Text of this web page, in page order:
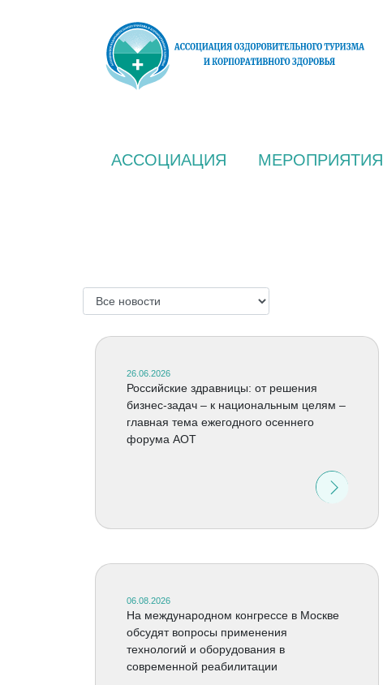
АССОЦИАЦИЯ МЕРОПРИЯТИЯ
26.06.2026
Российские здравницы: от решения
бизнес-задач – к национальным целям –
главная тема ежегодного осеннего
форума АОТ
06.08.2026
На международном конгрессе в Москве
обсудят вопросы применения
технологий и оборудования в
современной реабилитации